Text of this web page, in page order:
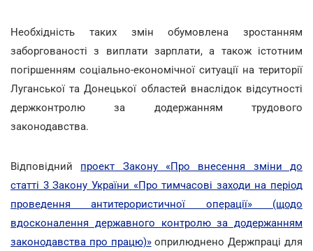
Необхідність таких змін обумовлена зростанням
заборгованості з виплати зарплати, а також істотним
погіршенням соціально-економічної ситуації на території
Луганської та Донецької областей внаслідок відсутності
держконтролю за додержанням трудового
законодавства.
Відповідний проект Закону «Про внесення зміни до
статті 3 Закону України «Про тимчасові заходи на період
проведення антитерористичної операції» (щодо
вдосконалення державного контролю за додержанням
законодавства про працю)»оприлюднено Держпраці для